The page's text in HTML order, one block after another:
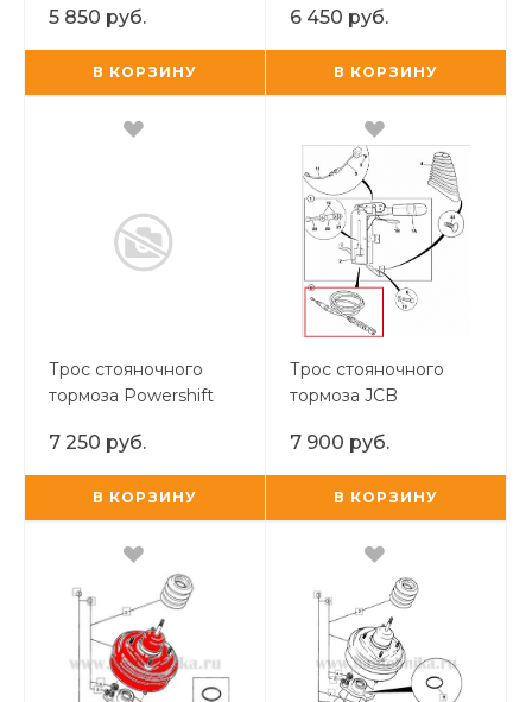
5 850 руб.
В КОРЗИНУ
6 450 руб.
В КОРЗИНУ
Трос стояночного
тормоза Powershift
7 250 руб.
В КОРЗИНУ
Трос стояночного
тормоза JCB
7 900 руб.
В КОРЗИНУ